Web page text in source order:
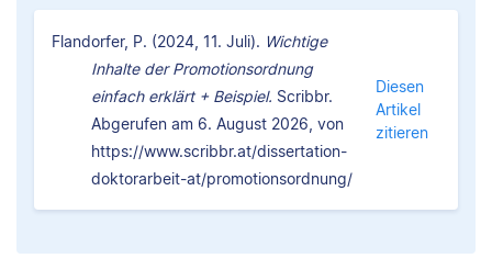
Flandorfer, P. (2024, 11. Juli). Wichtige
Inhalte der Promotionsordnung
einfach erklärt + Beispiel. Scribbr.
Abgerufen am 6. August 2026, von
https://www.scribbr.at/dissertation-
doktorarbeit-at/promotionsordnung/
Diesen
Artikel
zitieren